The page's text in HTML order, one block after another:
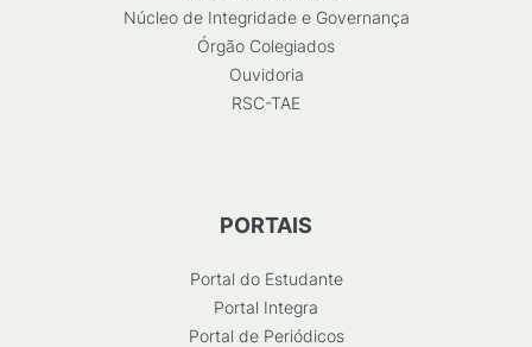
Núcleo de Integridade e Governança
Órgão Colegiados
Ouvidoria
RSC-TAE
PORTAIS
Portal do Estudante
Portal Integra
Portal de Periódicos